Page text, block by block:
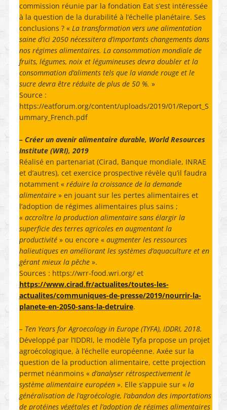
commission réunie par la fondation Eat s’est intéressée
à la question de la durabilité à l’échelle planétaire. Ses
conclusions ? « La transformation vers une alimentation
saine d’ici 2050 nécessitera d’importants changements dans
nos régimes alimentaires. La consommation mondiale de
fruits, légumes, noix et légumineuses devra doubler et la
consommation d’aliments tels que la viande rouge et le
sucre devra être réduite de plus de 50 %. »
Source :
https://eatforum.org/content/uploads/2019/01/Report_S
ummary_French.pdf
– Créer un avenir alimentaire durable, World Resources
Institute (WRI), 2019
Réalisé en partenariat (Cirad, Banque mondiale, INRAE
et d’autres), cet exercice prospective révèle qu’il faudra
notamment «réduire la croissance de la demande
alimentaire » en jouant sur les pertes alimentaires et
l’adoption de régimes alimentaires plus sains ;
« accroître la production alimentaire sans élargir la
superficie des terres agricoles en augmentant la
productivité» ou encore « augmenter les ressources
halieutiques en améliorant les systèmes d’aquaculture et en
gérant mieux la pêche ».
Sources : https://wrr-food.wri.org/ et
https://www.cirad.fr/actualites/toutes-les-
actualites/communiques-de-presse/2019/nourrir-la-
planete-en-2050-sans-la-detruire.
– Ten Years for Agroecology in Europe (TYFA), IDDRI, 2018.
Développé par l’IDDRI, le modèle Tyfa propose un projet
agroécologique, à l’échelle européenne. Axée sur la
question de la production alimentaire, cette projection
permet néanmoins « d’analyser rétrospectivement le
système alimentaire européen ». Elle s’appuie sur « la
généralisation de l’agroécologie, l’abandon des importations
de protéines végétales et l’adoption de régimes alimentaires